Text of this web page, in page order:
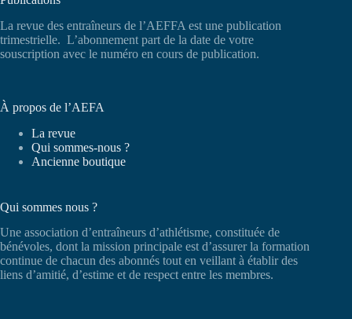
La revue des entraîneurs de l’AEFFA est une publication
trimestrielle. L’abonnement part de la date de votre
souscription avec le numéro en cours de publication.
À propos de l’AEFA
La revue
Qui sommes-nous ?
Ancienne boutique
Qui sommes nous ?
Une association d’entraîneurs d’athlétisme, constituée de
bénévoles, dont la mission principale est d’assurer la formation
continue de chacun des abonnés tout en veillant à établir des
liens d’amitié, d’estime et de respect entre les membres.